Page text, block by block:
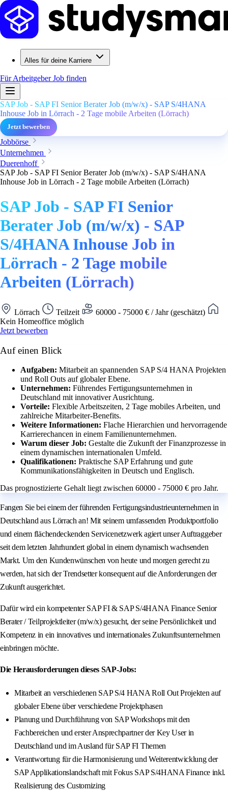
Alles für deine Karriere
Für ArbeitgeberJob finden
SAP Job - SAP FI Senior Berater Job (m/w/x) - SAP S/4HANA
Inhouse Job in Lörrach - 2 Tage mobile Arbeiten (Lörrach)
Jetzt bewerben
Jobbörse
Unternehmen
Duerenhoff
SAP Job - SAP FI Senior Berater Job (m/w/x) - SAP S/4HANA
Inhouse Job in Lörrach - 2 Tage mobile Arbeiten (Lörrach)
SAP Job - SAP FI Senior
Berater Job (m/w/x) - SAP
S/4HANA Inhouse Job in
Lörrach - 2 Tage mobile
Arbeiten (Lörrach)
Lörrach Teilzeit
60000 - 75000 € / Jahr (geschätzt)
Kein Homeoffice möglich
Jetzt bewerben
Auf einen Blick
Aufgaben: Mitarbeit an spannenden SAP S/4 HANA Projekten
und Roll Outs auf globaler Ebene.
Unternehmen: Führendes Fertigungsunternehmen in
Deutschland mit innovativer Ausrichtung.
Vorteile: Flexible Arbeitszeiten, 2 Tage mobiles Arbeiten, und
zahlreiche Mitarbeiter-Benefits.
Weitere Informationen: Flache Hierarchien und hervorragende
Karrierechancen in einem Familienunternehmen.
Warum dieser Job: Gestalte die Zukunft der Finanzprozesse in
einem dynamischen internationalen Umfeld.
Qualifikationen: Praktische SAP Erfahrung und gute
Kommunikationsfähigkeiten in Deutsch und Englisch.
Das prognostizierte Gehalt liegt zwischen 60000 - 75000 € pro Jahr.
Fangen Sie bei einem der führenden Fertigungsindustrieunternehmen in
Deutschland aus Lörrach an! Mit seinem umfassenden Produktportfolio
und einem flächendeckenden Servicenetzwerk agiert unser Auftraggeber
seit dem letzten Jahrhundert global in einem dynamisch wachsenden
Markt. Um den Kundenwünschen von heute und morgen gerecht zu
werden, hat sich der Trendsetter konsequent auf die Anforderungen der
Zukunft ausgerichtet.
Dafür wird ein kompetenter SAP FI & SAP S/4HANA Finance Senior
Berater / Teilprojektleiter (m/w/x) gesucht, der seine Persönlichkeit und
Kompetenz in ein innovatives und internationales Zukunftsunternehmen
einbringen möchte.
Die Herausforderungen dieses SAP-Jobs:
Mitarbeit an verschiedenen SAP S/4 HANA Roll Out Projekten auf
globaler Ebene über verschiedene Projektphasen
Planung und Durchführung von SAP Workshops mit den
Fachbereichen und erster Ansprechpartner der Key User in
Deutschland und im Ausland für SAP FI Themen
Verantwortung für die Harmonisierung und Weiterentwicklung der
SAP Applikationslandschaft mit Fokus SAP S/4HANA Finance inkl.
Realisierung des Customizing